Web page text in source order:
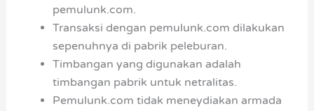
pemulunk.com.
Transaksi dengan pemulunk.com dilakukan
sepenuhnya di pabrik peleburan.
Timbangan yang digunakan adalah
timbangan pabrik untuk netralitas.
Pemulunk.com tidak meneydiakan armada